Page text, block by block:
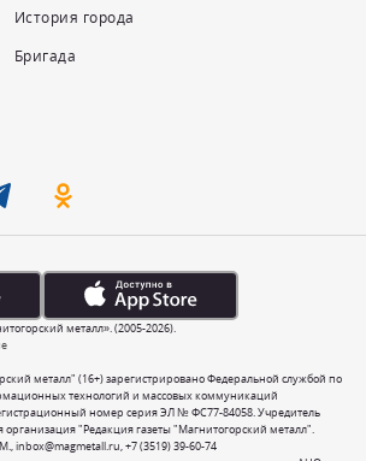
История города
Бригада
металл" (16+) зарегистрировано Федеральной службой по
технологий и массовых коммуникаций
номер серия ЭЛ № ФС77-84058. Учредитель
"Редакция газеты "Магнитогорский металл".
inbox@magmetall.ru,+7 (3519) 39-60-74
металл». (2005-2026).